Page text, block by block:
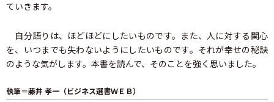
ていきます。
自分語りは、ほどほどにしたいものです。また、人に対する関心
を、いつまでも失わないようにしたいものです。それが幸せの秘訣
のような気がします。本書を読んで、そのことを強く思いました。
執筆＝藤井 孝一（ビジネス選書ＷＥＢ）